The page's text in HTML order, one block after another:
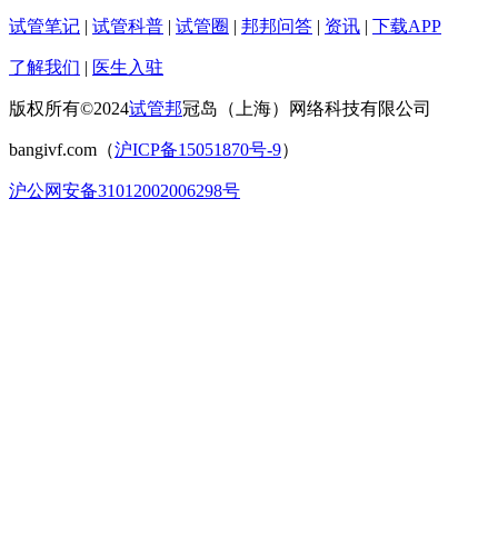
试管笔记 | 试管科普 | 试管圈 | 邦邦问答 | 资讯 | 下载APP
了解我们 | 医生入驻
版权所有©2024试管邦冠岛（上海）网络科技有限公司
bangivf.com（沪ICP备15051870号-9）
沪公网安备31012002006298号